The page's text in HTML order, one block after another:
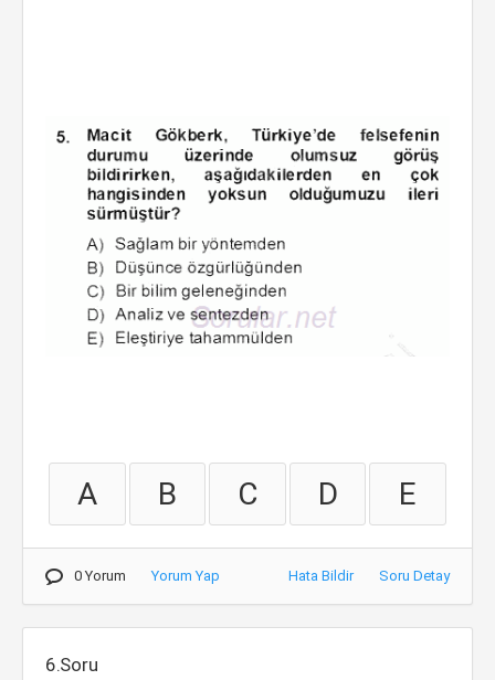
A B C D E
0 Yorum Yorum Yap Hata Bildir Soru Detay
6.Soru